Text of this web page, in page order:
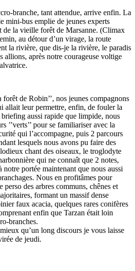
branche, tant attendue, arrive enfin. La
mini-bus emplie de jeunes experts
de la vieille forêt de Marsanne. (Climax
au détour d’un virage, la route
la rivière, que dis-je la rivière, le paradis
allions, après notre courageuse voltige
de Robin’’, nos jeunes compagnons
allait leur permettre, enfin, de fouler la
aussi rapide que limpide, nous
’’verts’’ pour se familiariser avec la
qui l’accompagne, puis 2 parcours
lesquels nous avons pu faire des
chant des oiseaux, le troglodyte
qui ne connaît que 2 notes,
portée maintenant que nous aussi
Nous en profitâmes pour
perso des arbres communs, chênes et
formant un massif dense
faux acacia, quelques rares conifères
enfin que Tarzan était loin
branches.
qu’un long discours je vous laisse
de jeudi.